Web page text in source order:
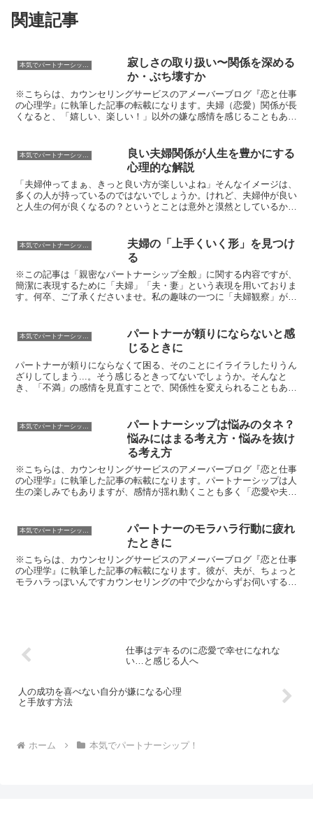
関連記事
寂しさの取り扱い〜関係を深める
か・ぶち壊すか
※こちらは、カウンセリングサービスのアメーバーブログ『恋と仕事
の心理学』に執筆した記事の転載になります。夫婦（恋愛）関係が長
くなると、「嬉しい、楽しい！」以外の嫌な感情を感じることもある
良い夫婦関係が人生を豊かにする
心理的な解説
「夫婦仲ってまぁ、きっと良い方が楽しいよね」そんなイメージは、
多くの人が持っているのではないでしょうか。けれど、夫婦仲が良い
と人生の何が良くなるの？というとことは意外と漠然としているかも
本気でパートナーシップ！
夫婦の「上手くいく形」を見つけ
る
※この記事は「親密なパートナーシップ全般」に関する内容ですが、
簡潔に表現するために「夫婦」「夫・妻」という表現を用いておりま
す。何卒、ご了承くださいませ。私の趣味の一つに「夫婦観察」があ
パートナーが頼りにならないと感
じるときに
パートナーが頼りにならなくて困る、そのことにイライラしたりうん
ざりしてしまう...。そう感じるときってないでしょうか。そんなと
き、「不満」の感情を見直すことで、関係性を変えられることもある
パートナーシップは悩みのタネ？
悩みにはまる考え方・悩みを抜け
る考え方
※こちらは、カウンセリングサービスのアメーバーブログ『恋と仕事
の心理学』に執筆した記事の転載になります。パートナーシップは人
生の楽しみでもありますが、感情が揺れ動くことも多く「恋愛や夫婦
本気でパートナーシップ！
パートナーのモラハラ行動に疲れ
たときに
※こちらは、カウンセリングサービスのアメーバーブログ『恋と仕事
の心理学』に執筆した記事の転載になります。彼が、夫が、ちょっと
モラハラっぽいんですカウンセリングの中で少なからずお伺いするご
仕事はデキるのに恋愛で幸せになれな
い…と感じる人へ
人の成功を喜べない自分が嫌になる心理
と手放す方法
ホーム 本気でパートナーシップ！